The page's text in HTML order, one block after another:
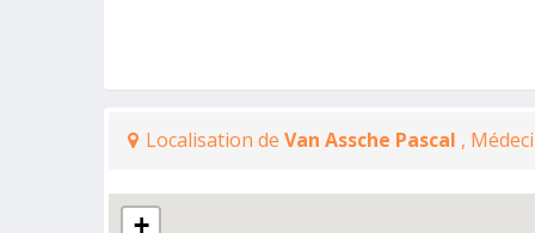
Localisation de Van Assche Pascal ,
+